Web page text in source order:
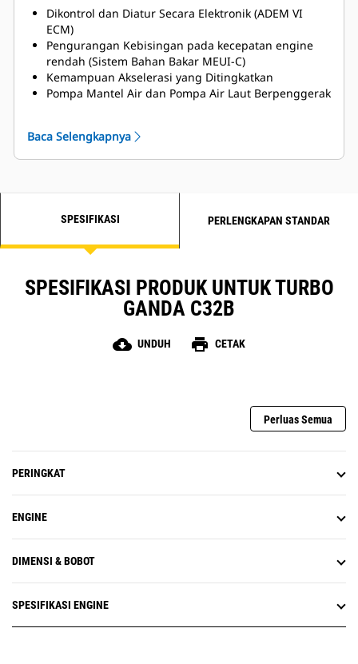
Dikontrol dan Diatur Secara Elektronik (ADEM VI
ECM)
Pengurangan Kebisingan pada kecepatan engine
rendah (Sistem Bahan Bakar MEUI-C)
Kemampuan Akselerasi yang Ditingkatkan
Pompa Mantel Air dan Pompa Air Laut Berpenggerak
Heat Exchanger Pelat Titanium
Tersedia opsi sisi servis kiri dan kanan
Baca Selengkapnya
SPESIFIKASI PERLENGKAPAN STANDAR
SPESIFIKASI PRODUK UNTUK TURBO
GANDA C32B
cloud_download UNDUH print CETAK
Perluas Semua
PERINGKAT
ENGINE
DIMENSI & BOBOT
SPESIFIKASI ENGINE